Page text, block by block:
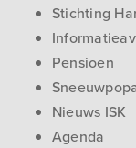
Stichting
Pensioen
Nieuws ISK
Agenda